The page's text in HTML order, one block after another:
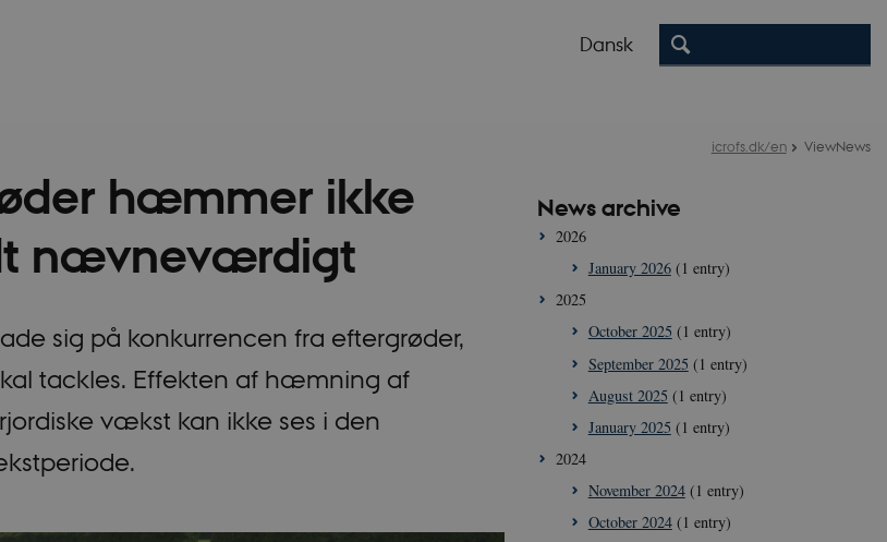
Dansk
icrofs.dk/en ViewNews
hæmmer ikke
nævneværdigt
sig på konkurrencen fra eftergrøder,
tackles. Effekten af hæmning af
vækst kan ikke ses i den
News archive
2026
January 2026(1 entry)
2025
October 2025 (1 entry)
September 2025 (1 entry)
August 2025 (1 entry)
January 2025 (1 entry)
2024
November 2024(1 entry)
October 2024(1 entry)